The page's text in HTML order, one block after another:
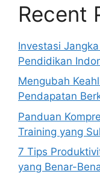
Recent
Investasi
Pendidikan
Mengubah
Pendapatan
Panduan
Training yang
7 Tips
yang Benar-